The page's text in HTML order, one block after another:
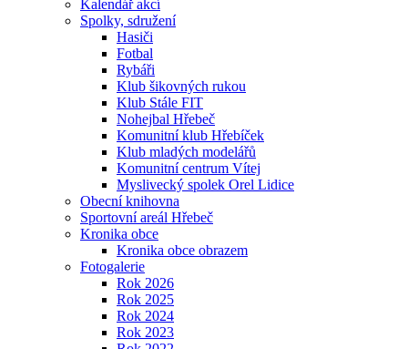
Kalendář akcí
Spolky, sdružení
Hasiči
Fotbal
Rybáři
Klub šikovných rukou
Klub Stále FIT
Nohejbal Hřebeč
Komunitní klub Hřebíček
Klub mladých modelářů
Komunitní centrum Vítej
Myslivecký spolek Orel Lidice
Obecní knihovna
Sportovní areál Hřebeč
Kronika obce
Kronika obce obrazem
Fotogalerie
Rok 2026
Rok 2025
Rok 2024
Rok 2023